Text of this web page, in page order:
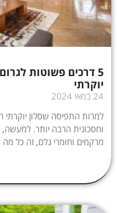
5 דרכים פשוטות
יוקרתי
24 במאי 2024
למרות התפיסה שסלון
וחסכונית הרבה יותר. למעשה,
מרקמים וחומרי גלם, זה כל מה